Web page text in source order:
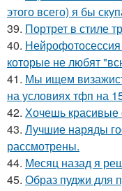
этого всего) я бы
39. Портрет в стиле
40.
которые не любят
41. Мы ищем
на условиях тфп на
42. Хочешь
43. Лучшие наряды
рассмотрены.
44. Мeсяц назад я
45. Образ пуджи для